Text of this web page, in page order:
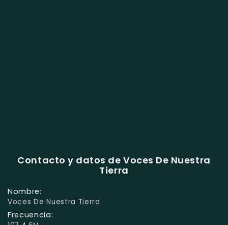
Contacto y datos de Voces De Nuestra
Tierra
Nombre:
Voces De Nuestra Tierra
Frecuencia: